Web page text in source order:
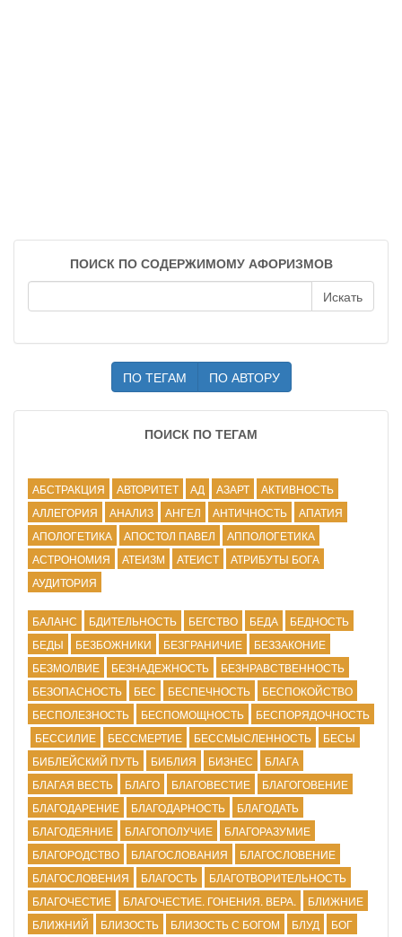
ПОИСК ПО СОДЕРЖИМОМУ АФОРИЗМОВ
ПО ТЕГАМ ПО АВТОРУ
ПОИСК ПО ТЕГАМ
АБСТРАКЦИЯ АВТОРИТЕТ АД АЗАРТ
АКТИВНОСТЬ
АЛЛЕГОРИЯ
АНАЛИЗ АНГЕЛ АНТИЧНОСТЬ
АПАТИЯ
АПОЛОГЕТИКА
АПОСТОЛ ПАВЕЛ
АППОЛОГЕТИКА
АСТРОНОМИЯ
АТЕИЗМ АТЕИСТ
АТРИБУТЫ БОГА
АУДИТОРИЯ
БАЛАНС БДИТЕЛЬНОСТЬ БЕГСТВО БЕДА
БЕДНОСТЬ
БЕДЫ
БЕЗБОЖНИКИ БЕЗГРАНИЧИЕ
БЕЗЗАКОНИЕ
БЕЗМОЛВИЕ
БЕЗНАДЕЖНОСТЬ
БЕЗНРАВСТВЕННОСТЬ
БЕЗОПАСНОСТЬ
БЕС БЕСПЕЧНОСТЬ
БЕСПОКОЙСТВО
БЕСПОЛЕЗНОСТЬ
БЕСПОМОЩНОСТЬ
БЕСПОРЯДОЧНОСТЬ
БЕССИЛИЕ
БЕССМЕРТИЕ БЕССМЫСЛЕННОСТЬ
БЕСЫ
БИБЛЕЙСКИЙ ПУТЬ
БИБЛИЯ БИЗНЕС
БЛАГА
БЛАГАЯ ВЕСТЬ
БЛАГО БЛАГОВЕСТИЕ
БЛАГОГОВЕНИЕ
БЛАГОДАРЕНИЕ
БЛАГОДАРНОСТЬ
БЛАГОДАТЬ
БЛАГОДЕЯНИЕ
БЛАГОПОЛУЧИЕ
БЛАГОРАЗУМИЕ
БЛАГОРОДСТВО
БЛАГОСЛОВАНИЯ
БЛАГОСЛОВЕНИЕ
БЛАГОСЛОВЕНИЯ
БЛАГОСТЬ
БЛАГОТВОРИТЕЛЬНОСТЬ
БЛАГОЧЕСТИЕ
БЛАГОЧЕСТИЕ. ГОНЕНИЯ. ВЕРА.
БЛИЖНИЕ
БЛИЖНИЙ
БЛИЗОСТЬ БЛИЗОСТЬ С БОГОМ БЛУД
БОГ